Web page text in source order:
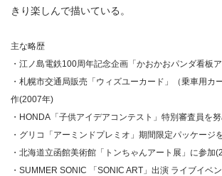
きり楽しんで描いている。
主な略歴
・江ノ島電鉄100周年記念企画「かおかおパンダ看板
・札幌市交通局販売「ウィズユーカード」（乗車用カ
作(2007年)
・HONDA「子供アイデアコンテスト」特別審査員を
・グリコ「アーミンドプレミオ」期間限定パッケージ
・北海道立函館美術館「トンちゃんアート展」に参加
・SUMMER SONIC 「SONIC ART」出演 ライブイベ